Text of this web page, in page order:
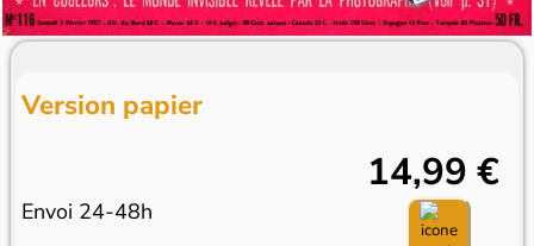
Version papier
Envoi 24-48h
14,99 €